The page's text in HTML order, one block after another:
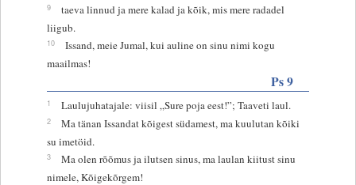
9
taeva linnud ja mere kalad ja kõik, mis mere radadel
liigub.
10
Issand, meie Jumal, kui auline on sinu nimi kogu
maailmas!
Ps 9
1 Laulujuhatajale: viisil „Sure poja eest!”; Taaveti laul.
2
Ma tänan Issandat kõigest südamest, ma kuulutan kõiki
su imetöid.
3
Ma olen rõõmus ja ilutsen sinus, ma laulan kiitust sinu
nimele, Kõigekõrgem!